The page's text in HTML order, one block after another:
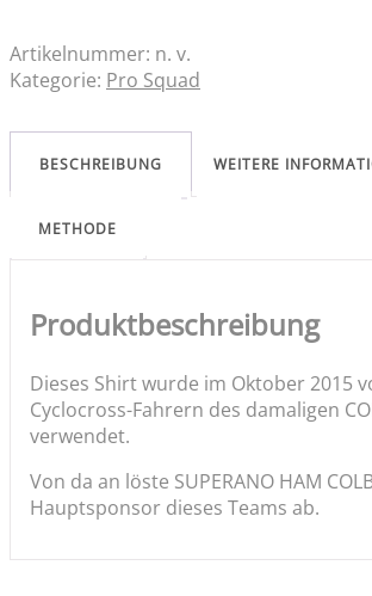
Artikelnummer: n. v.
Kategorie: Pro Squad
BESCHREIBUNG WEITERE
METHODE
Produktbeschreibung
Dieses Shirt wurde im Oktober 2015
Cyclocross-Fahrern des damaligen
verwendet.
Von da an löste SUPERANO HAM
Hauptsponsor dieses Teams ab.